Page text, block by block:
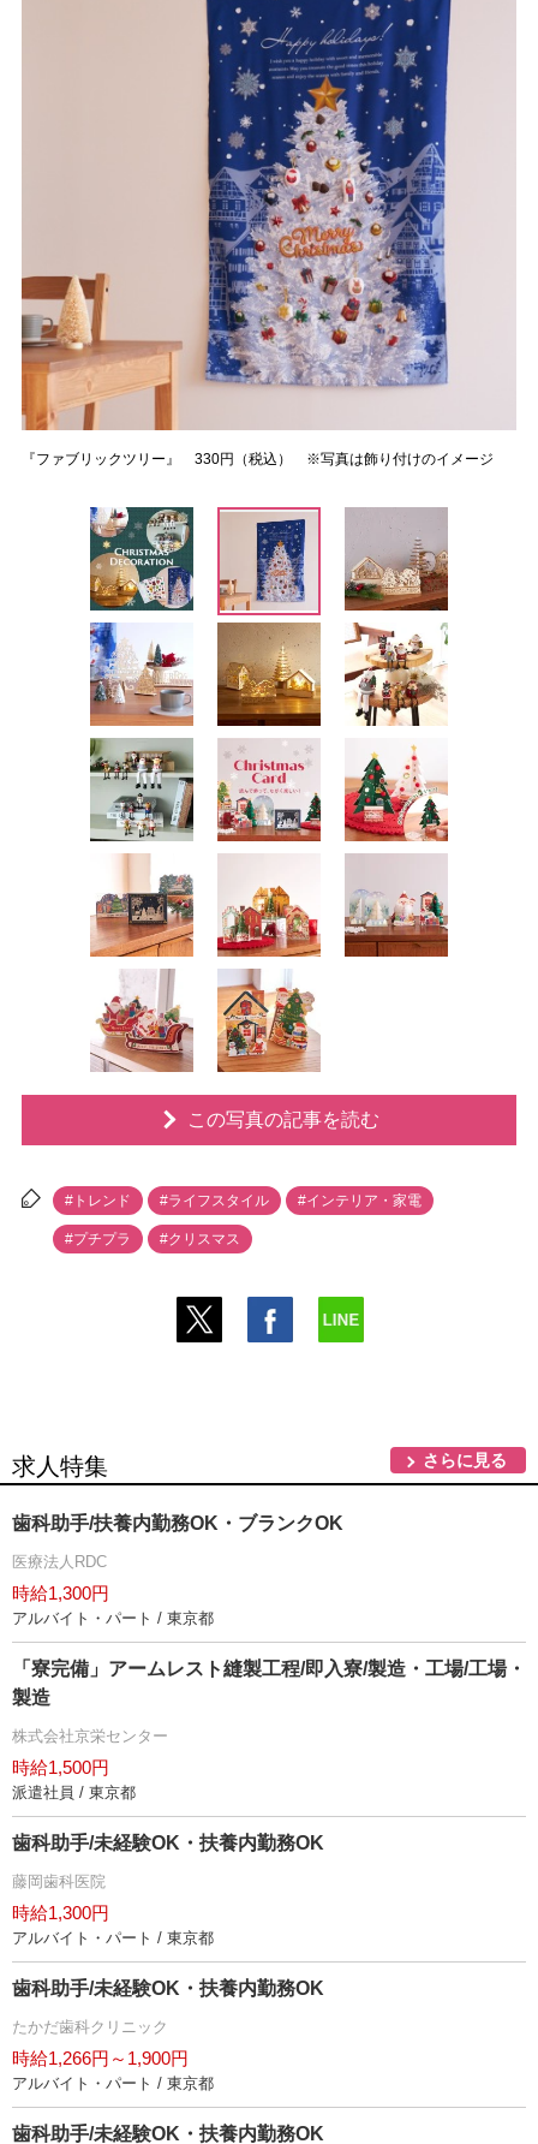
『ファブリックツリー』 330円（税込） ※写真は飾り付けのイメージ
この写真の記事を読む
#トレンド #ライフスタイル #インテリア・家電
#プチプラ #クリスマス
求人特集 さらに見る
歯科助手/扶養内勤務OK・ブランクOK
医療法人RDC
時給1,300円
アルバイト・パート / 東京都
「寮完備」アームレスト縫製工程/即入寮/製造・工場/工場・
製造
株式会社京栄センター
時給1,500円
派遣社員 / 東京都
歯科助手/未経験OK・扶養内勤務OK
藤岡歯科医院
時給1,300円
アルバイト・パート / 東京都
歯科助手/未経験OK・扶養内勤務OK
たかだ歯科クリニック
時給1,266円～1,900円
アルバイト・パート / 東京都
歯科助手/未経験OK・扶養内勤務OK